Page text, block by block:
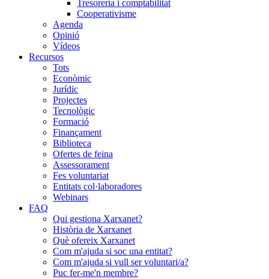
Tresoreria i comptabilitat
Cooperativisme
Agenda
Opinió
Vídeos
Recursos
Tots
Econòmic
Jurídic
Projectes
Tecnològic
Formació
Finançament
Biblioteca
Ofertes de feina
Assessorament
Fes voluntariat
Entitats col·laboradores
Webinars
FAQ
Qui gestiona Xarxanet?
Història de Xarxanet
Què ofereix Xarxanet
Com m'ajuda si soc una entitat?
Com m'ajuda si vull ser voluntari/a?
Puc fer-me'n membre?